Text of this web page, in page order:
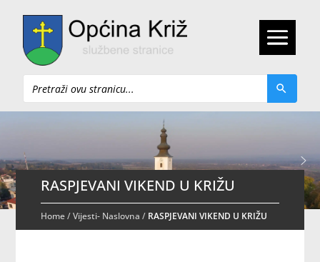
Pretraži
RASPJEVANI VIKEND U KRIŽU
Home/Vijesti- Naslovna / RASPJEVANI VIKEND U KRIŽU